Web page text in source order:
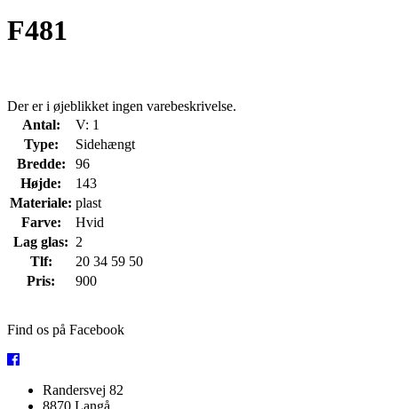
F481
Der er i øjeblikket ingen varebeskrivelse.
Antal:
V: 1
Type:
Sidehængt
Bredde:
96
Højde:
143
Materiale: plast
Farve:
Hvid
Lag glas: 2
Tlf:
20 34 59 50
Pris:
900
Find os på Facebook
Randersvej 82
8870 Langå